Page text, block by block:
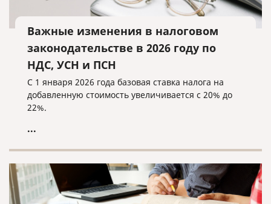
Важные изменения в налоговом
законодательстве в 2026 году по
НДС, УСН и ПСН
С 1 января 2026 года базовая ставка налога на
добавленную стоимость увеличивается с 20% до
22%.
...